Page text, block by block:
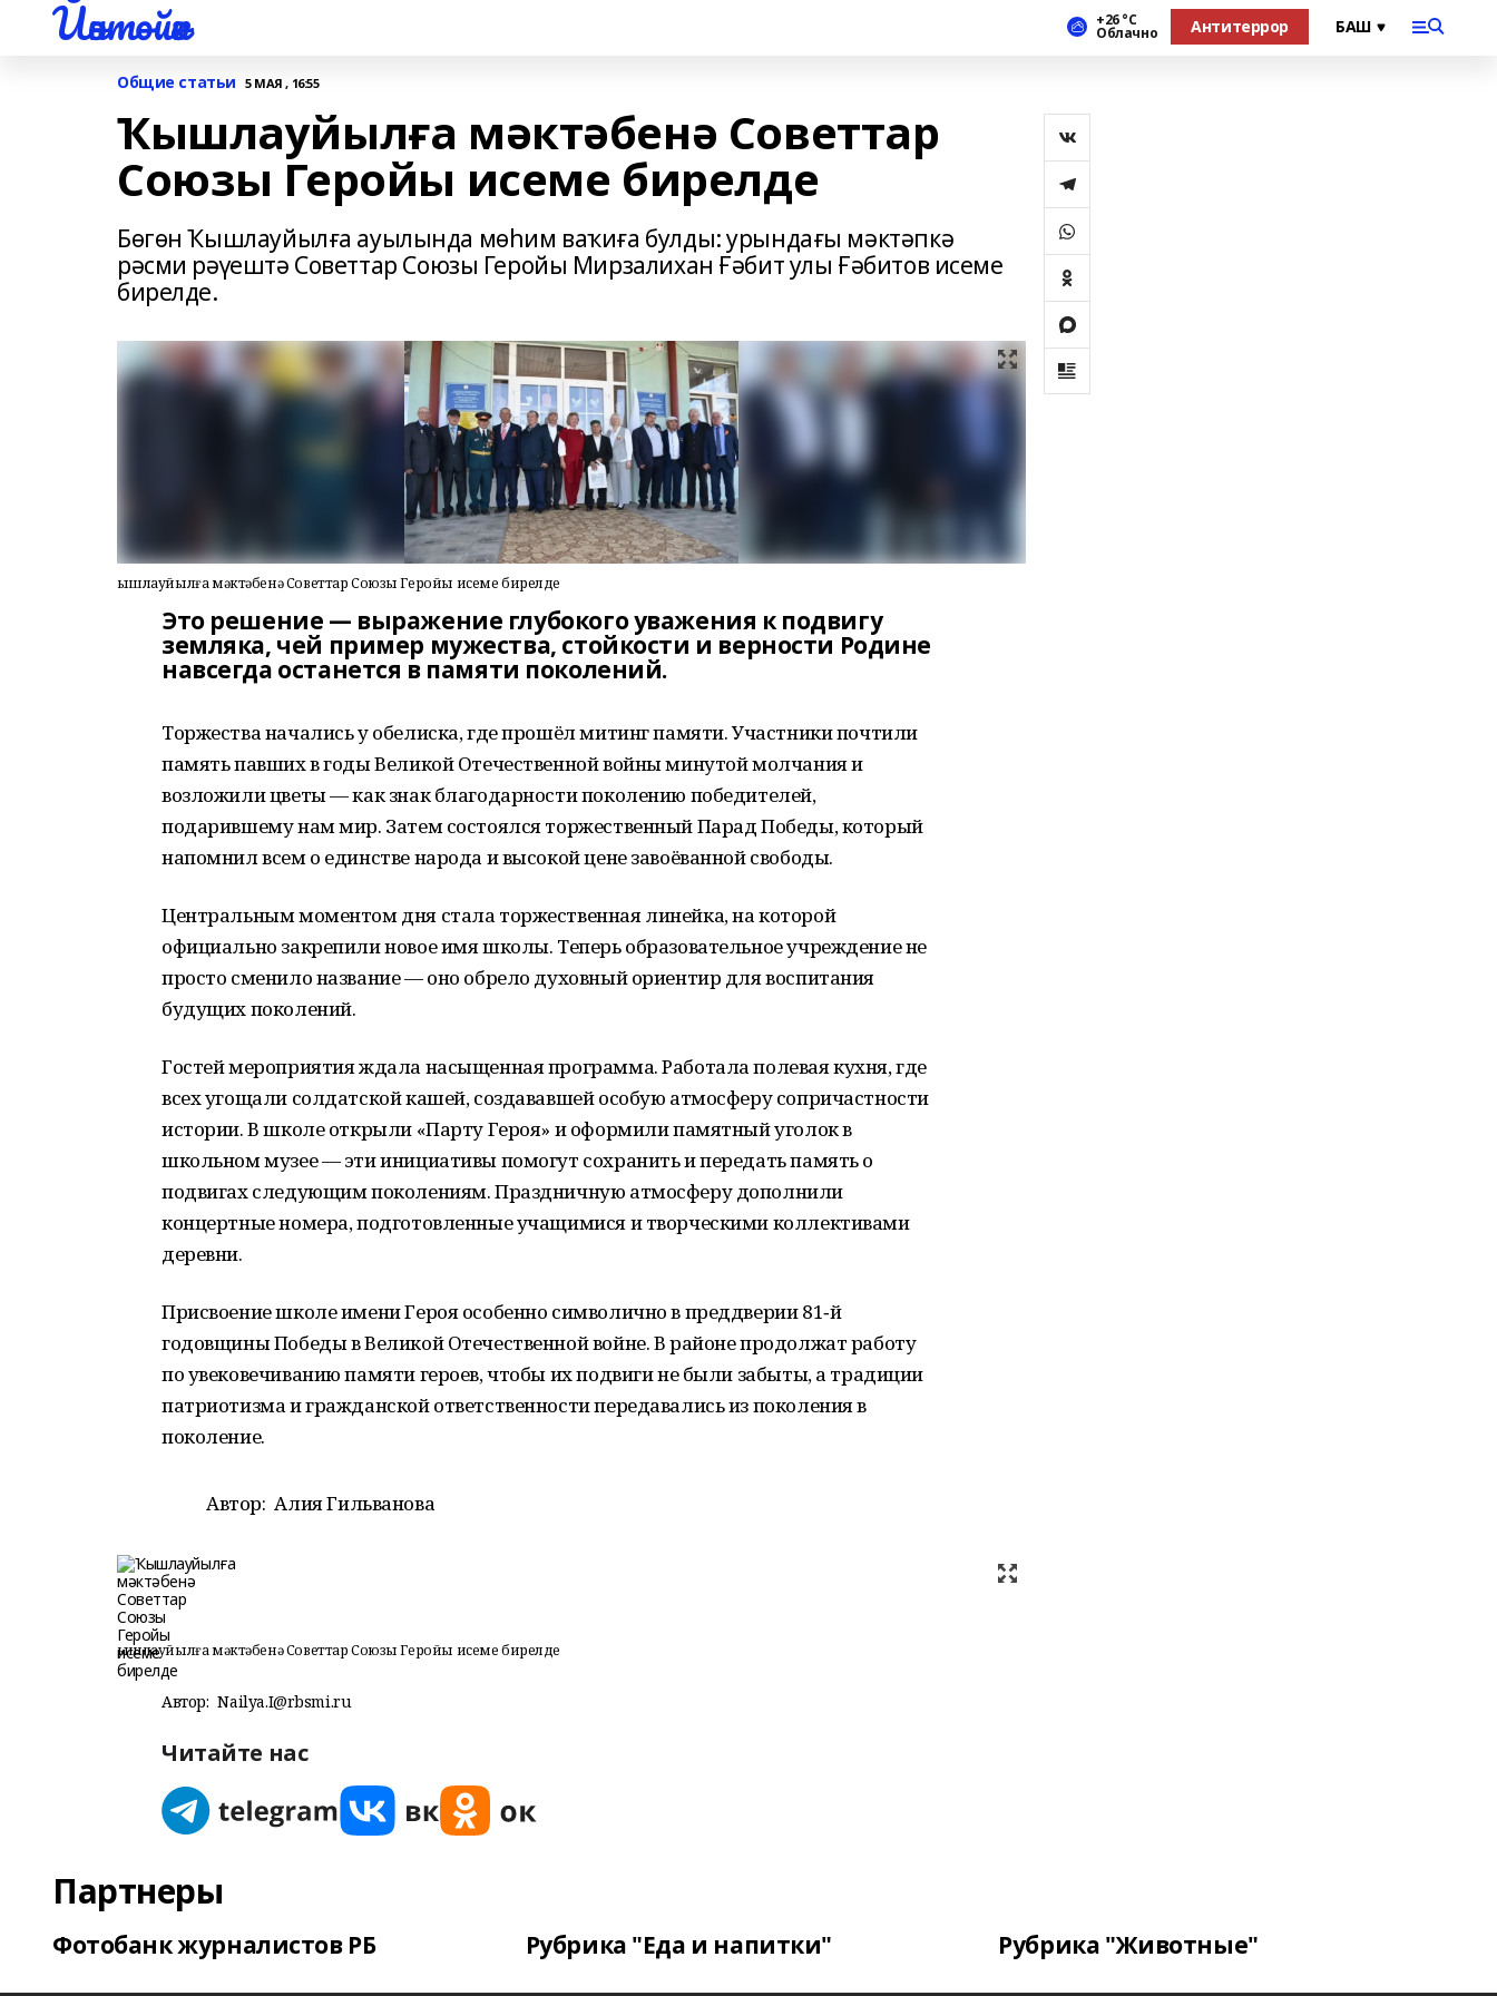
Йәнтөйәк +26 °С
Облачно Антитеррор
Общие статьи 5 МАЯ , 16:55
Ҡышлауйылға мәктәбенә Советтар
Союзы Геройы исеме бирелде
Бөгөн Ҡышлауйылға ауылында мөһим ваҡиға булды: урындағы мәктәпкә
рәсми рәүештә Советтар Союзы Геройы Мирзалихан Ғәбит улы Ғәбитов исеме
бирелде.
Ҡышлауйылға мәктәбенә Советтар Союзы Геройы исеме бирелде
Это решение — выражение глубокого уважения к подвигу
земляка, чей пример мужества, стойкости и верности Родине
навсегда останется в памяти поколений.
Торжества начались у обелиска, где прошёл митинг памяти. Участники почтили
память павших в годы Великой Отечественной войны минутой молчания и
возложили цветы — как знак благодарности поколению победителей,
подарившему нам мир. Затем состоялся торжественный Парад Победы, который
напомнил всем о единстве народа и высокой цене завоёванной свободы.
Центральным моментом дня стала торжественная линейка, на которой
официально закрепили новое имя школы. Теперь образовательное учреждение не
просто сменило название — оно обрело духовный ориентир для воспитания
будущих поколений.
Гостей мероприятия ждала насыщенная программа. Работала полевая кухня, где
всех угощали солдатской кашей, создававшей особую атмосферу сопричастности
истории. В школе открыли «Парту Героя» и оформили памятный уголок в
школьном музее — эти инициативы помогут сохранить и передать память о
подвигах следующим поколениям. Праздничную атмосферу дополнили
концертные номера, подготовленные учащимися и творческими коллективами
деревни.
Присвоение школе имени Героя особенно символично в преддверии 81‑й
годовщины Победы в Великой Отечественной войне. В районе продолжат работу
по увековечиванию памяти героев, чтобы их подвиги не были забыты, а традиции
патриотизма и гражданской ответственности передавались из поколения в
поколение.
Автор: Алия Гильванова
Ҡышлауйылға мәктәбенә Советтар Союзы Геройы исеме бирелде
Автор: Nailya.I@rbsmi.ru
Читайте нас
Партнеры
Фотобанк журналистов РБ Рубрика "Еда и напитки" Рубрика "Животные"